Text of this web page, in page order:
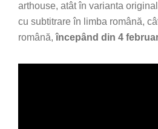
arthouse, atât în varianta
cu subtitrare în limba română,
română, începând din 4